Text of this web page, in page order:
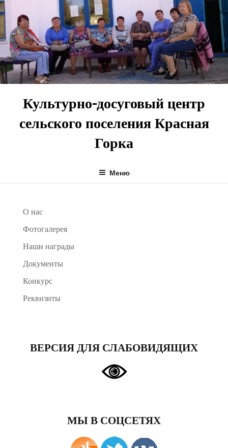
Перейти
к
содержимому
Культурно-досуговый центр
сельского поселения Красная
Горка
Меню
О нас
Фотогалерея
Наши награды
Документы
Конкурс
Реквизиты
ВЕРСИЯ ДЛЯ СЛАБОВИДЯЩИХ
МЫ В СОЦСЕТЯХ